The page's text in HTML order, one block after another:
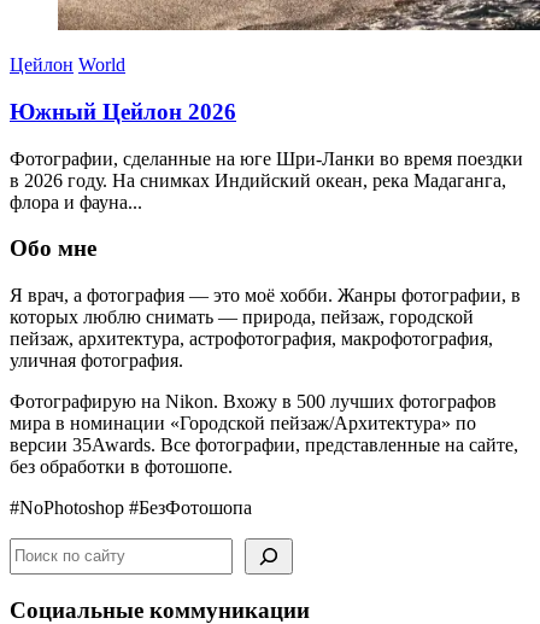
Цейлон World
Южный Цейлон 2026
Фотографии, сделанные на юге Шри-Ланки во время поездки
в 2026 году. На снимках Индийский океан, река Мадаганга,
флора и фауна...
30.03.2026
Обо мне
Я врач, а фотография — это моё хобби. Жанры фотографии, в
которых люблю снимать — природа, пейзаж, городской
пейзаж, архитектура, астрофотография, макрофотография,
уличная фотография.
Фотографирую на Nikon. Вхожу в 500 лучших фотографов
мира в номинации «Городской пейзаж/Архитектура» по
версии 35Awards. Все фотографии, представленные на сайте,
без обработки в фотошопе.
#NoPhotoshop #БезФотошопа
Поиск
Социальные коммуникации